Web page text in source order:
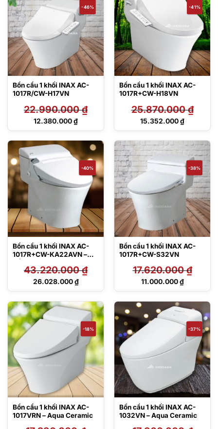
-46%
Bồn cầu 1 khối INAX AC-
1017R/CW-H17VN
22.990.000₫
Giá
22.990.000 ₫.
12.380.000₫
Giá
tại
là:
12.380.000 ₫.
-41%
Bồn cầu 1 khối INAX AC-
1017R+CW-H18VN
25.870.000₫
Giá
25.870.000 ₫.
15.352.000₫
Giá
tại
là:
15.352.000 ₫.
-40%
Bồn cầu 1 khối INAX AC-
1017R+CW-KA22AVN –
43.220.000₫
Giá
43.220.000 ₫.
26.028.000₫
Giá
tại
26.028.000 ₫.
-38%
Bồn cầu 1 khối INAX AC-
1017R+CW-S32VN
17.620.000₫
Giá
17.620.000 ₫.
11.000.000₫
Giá
là:
11.000.000 ₫.
-18%
Bồn cầu 1 khối INAX AC-
1017VRN – Aqua Ceramic
-37%
Bồn cầu 1 khối INAX AC-
1032VN – Aqua Ceramic